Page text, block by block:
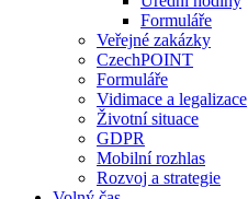
Formuláře
Veřejné zakázky
CzechPOINT
Formuláře
Vidimace a legalizace
Životní situace
GDPR
Mobilní rozhlas
Rozvoj a strategie